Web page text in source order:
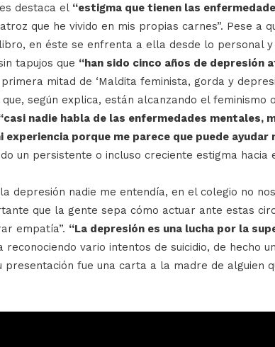
destaca el “estigma que tienen las
que he vivido en mis propias carnes”. Pese a
en éste se enfrenta a ella desde lo personal y
tapujos que “han sido cinco años de depresión
mitad de ‘Maldita feminista, gorda y
según explica, están alcanzando el feminismo
nadie habla de las enfermedades mentales,
porque me parece que puede ayudar
un persistente o incluso creciente estigma hacia
depresión nadie me entendía, en el colegio no
que la gente sepa cómo actuar ante estas
empatía”. “La depresión es una lucha por la
reconociendo vario intentos de suicidio, de hecho
presentación fue una carta a la madre de alguien